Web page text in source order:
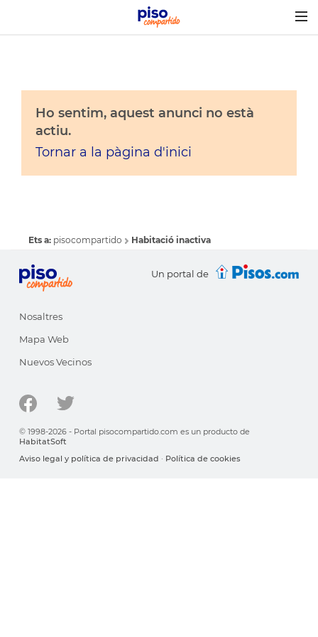
Ho sentim, aquest anunci no està
actiu.
Tornar a la pàgina d'inici
Ets a: pisocompartido Habitació inactiva
Un portal de
Nosaltres
Mapa Web
Nuevos Vecinos
© 1998-2026 - Portal pisocompartido.com es un producto de
HabitatSoft
Aviso legal y política de privacidad · Política de cookies